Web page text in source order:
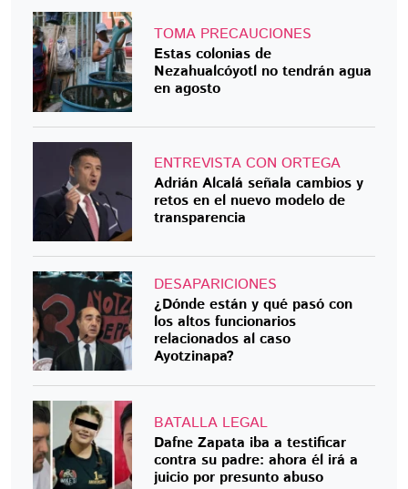
TOMA PRECAUCIONES
Estas colonias de
Nezahualcóyotl no tendrán agua
en agosto
ENTREVISTA CON ORTEGA
Adrián Alcalá señala cambios y
retos en el nuevo modelo de
transparencia
DESAPARICIONES
¿Dónde están y qué pasó con
los altos funcionarios
relacionados al caso
Ayotzinapa?
BATALLA LEGAL
Dafne Zapata iba a testificar
contra su padre: ahora él irá a
juicio por presunto abuso